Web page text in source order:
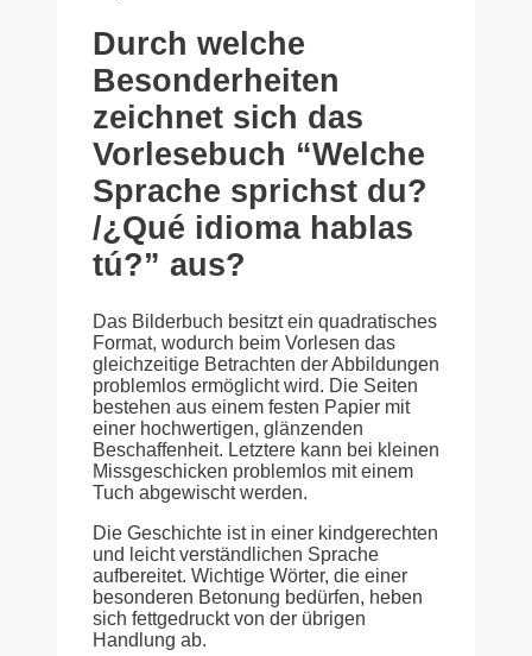
Durch welche
Besonderheiten
zeichnet sich das
Vorlesebuch “Welche
Sprache sprichst du?
/¿Qué idioma hablas
tú?” aus?
Das Bilderbuch besitzt ein quadratisches
Format, wodurch beim Vorlesen das
gleichzeitige Betrachten der Abbildungen
problemlos ermöglicht wird. Die Seiten
bestehen aus einem festen Papier mit
einer hochwertigen, glänzenden
Beschaffenheit. Letztere kann bei kleinen
Missgeschicken problemlos mit einem
Tuch abgewischt werden.
Die Geschichte ist in einer kindgerechten
und leicht verständlichen Sprache
aufbereitet. Wichtige Wörter, die einer
besonderen Betonung bedürfen, heben
sich fettgedruckt von der übrigen
Handlung ab.